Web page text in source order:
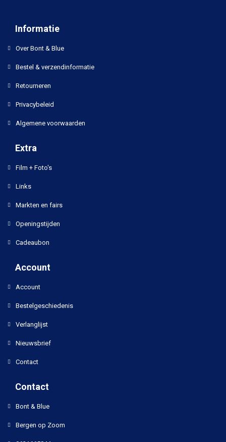
Informatie
Over Bont & Blue
Bestel & verzendinformatie
Retourneren
Privacybeleid
Algemene voorwaarden
Extra
Film + Foto's
Links
Markten en fairs
Openingstijden
Cadeaubon
Account
Account
Bestelgeschiedenis
Verlanglijst
Nieuwsbrief
Contact
Contact
Bont & Blue
Bergen op Zoom